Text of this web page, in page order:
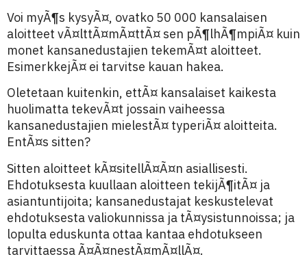
Voi myÃ¶s kysyÃ¤, ovatko 50 000 kansalaisen
aloitteet vÃ¤lttÃ¤mÃ¤ttÃ¤ sen pÃ¶lhÃ¶mpiÃ¤ kuin
monet kansanedustajien tekemÃ¤t aloitteet.
EsimerkkejÃ¤ ei tarvitse kauan hakea.
Oletetaan kuitenkin, ettÃ¤ kansalaiset kaikesta
huolimatta tekevÃ¤t jossain vaiheessa
kansanedustajien mielestÃ¤ typeriÃ¤ aloitteita.
EntÃ¤s sitten?
Sitten aloitteet kÃ¤sitellÃ¤Ã¤n asiallisesti.
Ehdotuksesta kuullaan aloitteen tekijÃ¶itÃ¤ ja
asiantuntijoita; kansanedustajat keskustelevat
ehdotuksesta valiokunnissa ja tÃ¤ysistunnoissa; ja
lopulta eduskunta ottaa kantaa ehdotukseen
tarvittaessa Ã¤Ã¤nestÃ¤mÃ¤llÃ¤.